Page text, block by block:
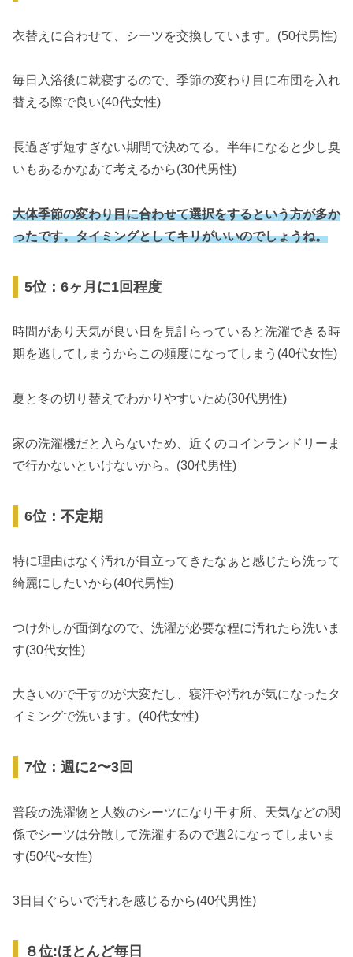
衣替えに合わせて、シーツを交換しています。(50代男性)
毎日入浴後に就寝するので、季節の変わり目に布団を入れ
替える際で良い(40代女性)
長過ぎず短すぎない期間で決めてる。半年になると少し臭
いもあるかなあて考えるから(30代男性)
大体季節の変わり目に合わせて選択をするという方が多か
ったです。タイミングとしてキリがいいのでしょうね。
5位：6ヶ月に1回程度
時間があり天気が良い日を見計らっていると洗濯できる時
期を逃してしまうからこの頻度になってしまう(40代女性)
夏と冬の切り替えでわかりやすいため(30代男性)
家の洗濯機だと入らないため、近くのコインランドリーま
で行かないといけないから。(30代男性)
6位：不定期
特に理由はなく汚れが目立ってきたなぁと感じたら洗って
綺麗にしたいから(40代男性)
つけ外しが面倒なので、洗濯が必要な程に汚れたら洗いま
す(30代女性)
大きいので干すのが大変だし、寝汗や汚れが気になったタ
イミングで洗います。(40代女性)
7位：週に2〜3回
普段の洗濯物と人数のシーツになり干す所、天気などの関
係でシーツは分散して洗濯するので週2になってしまいま
す(50代~女性)
3日目ぐらいで汚れを感じるから(40代男性)
８位:ほとんど毎日